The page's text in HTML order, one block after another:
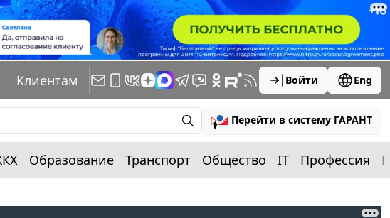
Клиентам Войти Eng
Перейти в систему ГАРАНТ
Образование Транспорт Общество IT Профессия